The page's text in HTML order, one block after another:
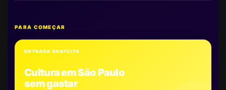
PARA COMEÇAR
ENTRADA GRATUITA
Cultura em São Paulo
sem gastar